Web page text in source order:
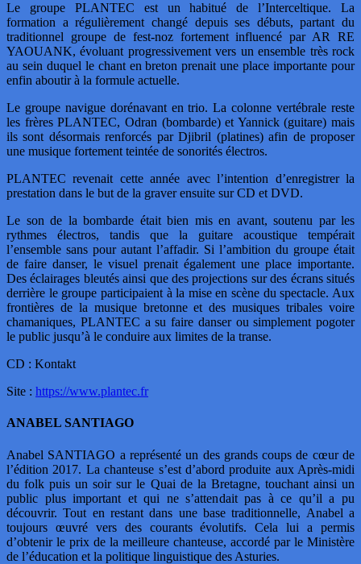
Le groupe PLANTEC est un habitué de l’Interceltique. La
formation a régulièrement changé depuis ses débuts, partant du
traditionnel groupe de fest-noz fortement influencé par AR RE
YAOUANK, évoluant progressivement vers un ensemble très rock
au sein duquel le chant en breton prenait une place importante pour
enfin aboutir à la formule actuelle.
Le groupe navigue dorénavant en trio. La colonne vertébrale reste
les frères PLANTEC, Odran (bombarde) et Yannick (guitare) mais
ils sont désormais renforcés par Djibril (platines) afin de proposer
une musique fortement teintée de sonorités électros.
PLANTEC revenait cette année avec l’intention d’enregistrer la
prestation dans le but de la graver ensuite sur CD et DVD.
Le son de la bombarde était bien mis en avant, soutenu par les
rythmes électros, tandis que la guitare acoustique tempérait
l’ensemble sans pour autant l’affadir. Si l’ambition du groupe était
de faire danser, le visuel prenait également une place importante.
Des éclairages bleutés ainsi que des projections sur des écrans situés
derrière le groupe participaient à la mise en scène du spectacle. Aux
frontières de la musique bretonne et des musiques tribales voire
chamaniques, PLANTEC a su faire danser ou simplement pogoter
le public jusqu’à le conduire aux limites de la transe.
CD : Kontakt
Site : https://www.plantec.fr
ANABEL SANTIAGO
Anabel SANTIAGO a représenté un des grands coups de cœur de
l’édition 2017. La chanteuse s’est d’abord produite aux Après-midi
du folk puis un soir sur le Quai de la Bretagne, touchant ainsi un
public plus important et qui ne s’attendait pas à ce qu’il a pu
découvrir. Tout en restant dans une base traditionnelle, Anabel a
toujours œuvré vers des courants évolutifs. Cela lui a permis
d’obtenir le prix de la meilleure chanteuse, accordé par le Ministère
de l’éducation et la politique linguistique des Asturies.